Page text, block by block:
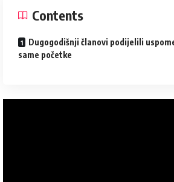
Contents
Dugogodišnji članovi podijelili
same početke